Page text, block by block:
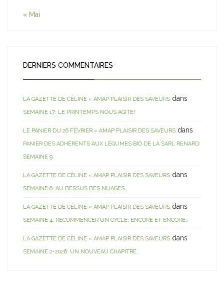
« Mai
DERNIERS COMMENTAIRES
LA GAZETTE DE CÉLINE « AMAP PLAISIR DES SAVEURS dans
SEMAINE 17: LE PRINTEMPS NOUS AGITE!
LE PANIER DU 26 FÉVRIER « AMAP PLAISIR DES SAVEURS dans
PANIER DES ADHÉRENTS AUX LÉGUMES BIO DE LA SARL RENARD:
SEMAINE 9
LA GAZETTE DE CÉLINE « AMAP PLAISIR DES SAVEURS dans
SEMAINE 6: AU DESSUS DES NUAGES…
LA GAZETTE DE CÉLINE « AMAP PLAISIR DES SAVEURS dans
SEMAINE 4: RECOMMENCER UN CYCLE, ENCORE ET ENCORE…
LA GAZETTE DE CÉLINE « AMAP PLAISIR DES SAVEURS dans
SEMAINE 2-2026: UN NOUVEAU CHAPITRE…